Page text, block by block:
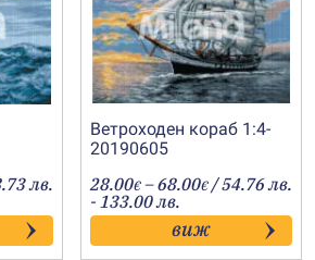
лв.
Ветроходен кораб 1:4-
20190605
28.00€ –68.00€Price
range:
28.00€
through
68.00€
/ 54.76 лв.
- 133.00 лв.
виж